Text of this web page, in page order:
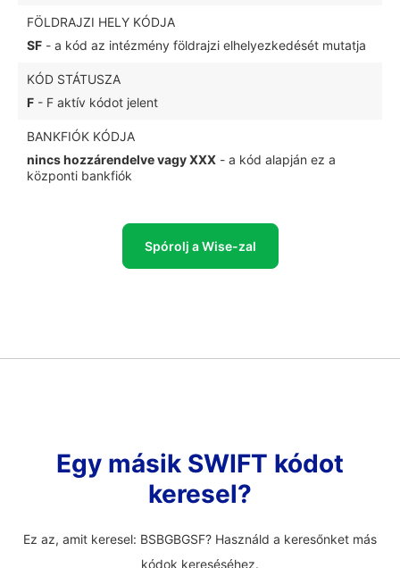
FÖLDRAJZI HELY KÓDJA
SF - a kód az intézmény földrajzi elhelyezkedését mutatja
KÓD STÁTUSZA
F - F aktív kódot jelent
BANKFIÓK KÓDJA
nincs hozzárendelve vagy XXX - a kód alapján ez a
központi bankfiók
Spórolj a Wise-zal
Egy másik SWIFT kódot
keresel?
Ez az, amit keresel: BSBGBGSF? Használd a keresőnket más
kódok kereséséhez.